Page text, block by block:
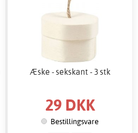
Æske - sekskant - 3 stk
29 DKK
Bestillingsvare